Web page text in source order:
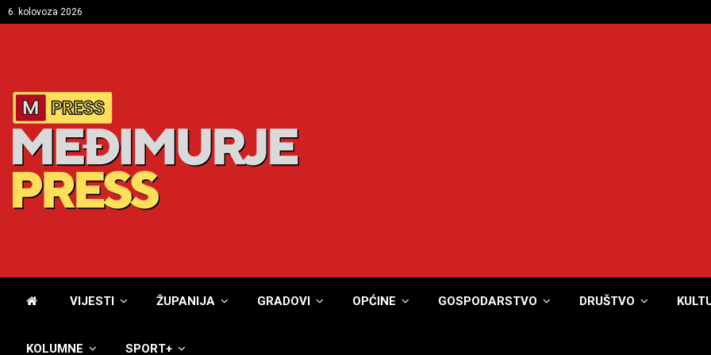
6. kolovoza 2026
VIJESTI ŽUPANIJA GRADOVI OPĆINE GOSPODARSTVO DRUŠTVO
KOLUMNE SPORT+